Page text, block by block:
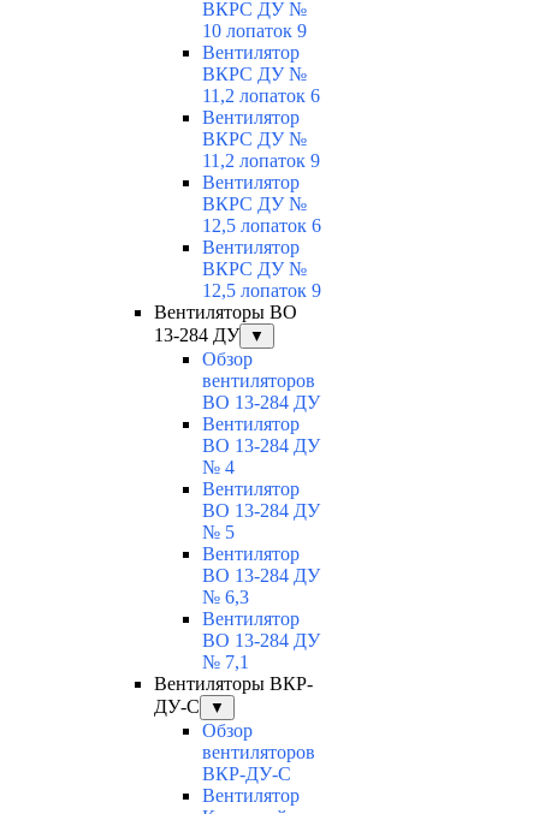
ВКРС ДУ №
10 лопаток 9
Вентилятор
ВКРС ДУ №
11,2 лопаток 6
Вентилятор
ВКРС ДУ №
11,2 лопаток 9
Вентилятор
ВКРС ДУ №
12,5 лопаток 6
Вентилятор
ВКРС ДУ №
12,5 лопаток 9
Вентиляторы ВО
13-284 ДУ
▼
Обзор
вентиляторов
ВО 13-284 ДУ
Вентилятор
ВО 13-284 ДУ
№ 4
Вентилятор
ВО 13-284 ДУ
№ 5
Вентилятор
ВО 13-284 ДУ
№ 6,3
Вентилятор
ВО 13-284 ДУ
№ 7,1
Вентиляторы ВКР-
ДУ-С
▼
Обзор
вентиляторов
ВКР-ДУ-С
Вентилятор